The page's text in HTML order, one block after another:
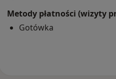
Metody płatności (wizyty
Gotówka